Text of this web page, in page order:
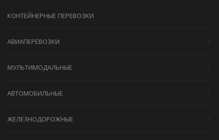
КОНТЕЙНЕРНЫЕ ПЕРЕВОЗКИ
АВИАПЕРЕВОЗКИ
МУЛЬТИМОДАЛЬНЫЕ
АВТОМОБИЛЬНЫЕ
ЖЕЛЕЗНОДОРОЖНЫЕ